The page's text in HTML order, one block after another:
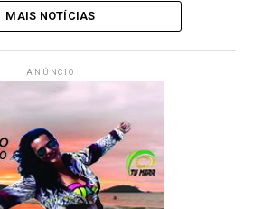
MAIS NOTÍCIAS
ANÚNCIO